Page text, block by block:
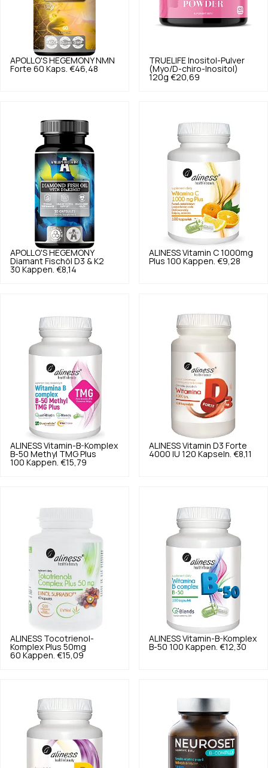
APOLLO'S HEGEMONY NMN
Forte 60 Kaps. €46,48
TRUELIFE Inositol-Pulver
(Myo/D-chiro-Inositol)
120g €20,69
APOLLO'S HEGEMONY
Diamant Fischöl D3 & K2
30 Kappen. €8,14
ALINESS Vitamin C 1000mg
Plus 100 Kappen. €9,28
ALINESS Vitamin-B-Komplex
B-50 Methyl TMG Plus
100 Kappen. €15,79
ALINESS Vitamin D3 Forte
4000 IU 120 Kapseln. €8,11
ALINESS Tocotrienol-
Komplex Plus 50mg
60 Kappen. €15,09
ALINESS Vitamin-B-Komplex
B-50 100 Kappen. €12,30